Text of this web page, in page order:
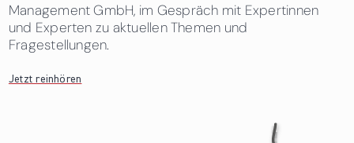
Management GmbH, im Gespräch mit Expertinnen
und Experten zu aktuellen Themen und
Fragestellungen.
Jetzt reinhören